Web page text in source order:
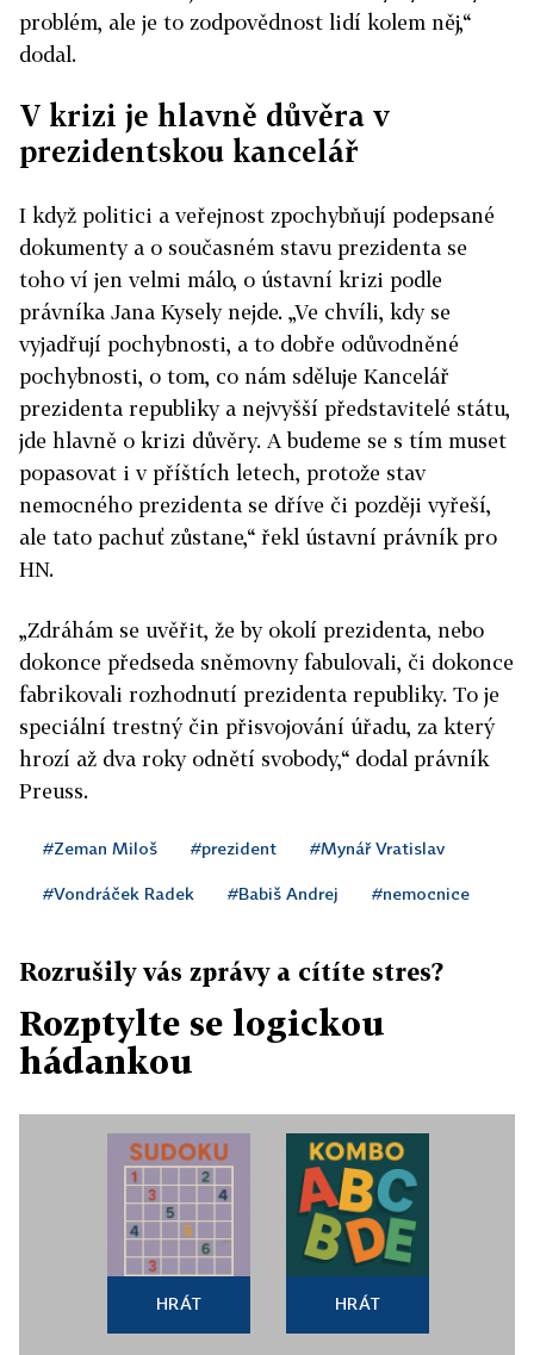
problém, ale je to zodpovědnost lidí kolem něj,“
dodal.
V krizi je hlavně důvěra v
prezidentskou kancelář
I když politici a veřejnost zpochybňují podepsané
dokumenty a o současném stavu prezidenta se
toho ví jen velmi málo, o ústavní krizi podle
právníka Jana Kysely nejde. „Ve chvíli, kdy se
vyjadřují pochybnosti, a to dobře odůvodněné
pochybnosti, o tom, co nám sděluje Kancelář
prezidenta republiky a nejvyšší představitelé státu,
jde hlavně o krizi důvěry. A budeme se s tím muset
popasovat i v příštích letech, protože stav
nemocného prezidenta se dříve či později vyřeší,
ale tato pachuť zůstane,“ řekl ústavní právník pro
HN.
„Zdráhám se uvěřit, že by okolí prezidenta, nebo
dokonce předseda sněmovny fabulovali, či dokonce
fabrikovali rozhodnutí prezidenta republiky. To je
speciální trestný čin přisvojování úřadu, za který
hrozí až dva roky odnětí svobody,“ dodal právník
Preuss.
#Zeman Miloš #prezident #Mynář Vratislav
#Vondráček Radek #Babiš Andrej #nemocnice
Rozrušily vás zprávy a cítíte stres?
Rozptylte se logickou
hádankou
HRÁT HRÁT